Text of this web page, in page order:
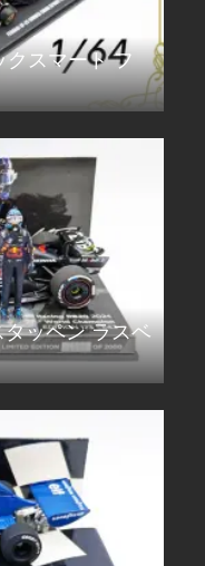
クスマート フ
ッペン ラスベ